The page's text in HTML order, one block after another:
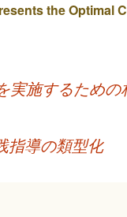
the Optimal
施するため
指導の類型化